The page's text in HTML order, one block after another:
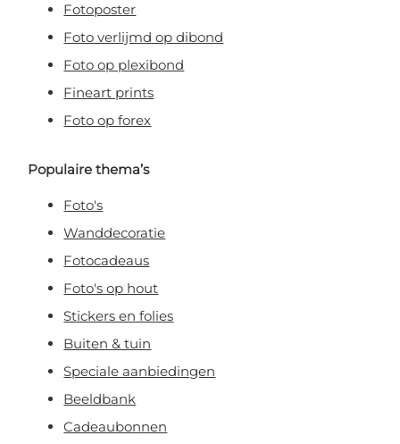
Fotoposter
Foto verlijmd op dibond
Foto op plexibond
Fineart prints
Foto op forex
Populaire thema’s
Foto's
Wanddecoratie
Fotocadeaus
Foto's op hout
Stickers en folies
Buiten & tuin
Speciale aanbiedingen
Beeldbank
Cadeaubonnen